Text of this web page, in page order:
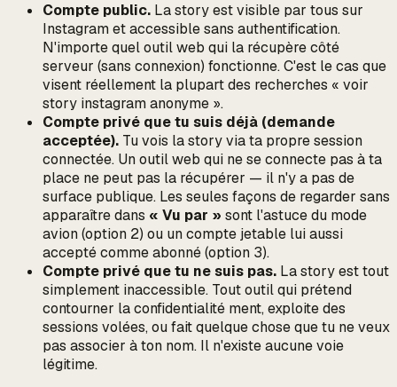
Compte public. La story est visible par tous sur
Instagram et accessible sans authentification.
N'importe quel outil web qui la récupère côté
serveur (sans connexion) fonctionne. C'est le cas que
visent réellement la plupart des recherches « voir
story instagram anonyme ».
Compte privé que tu suis déjà (demande
acceptée). Tu vois la story via ta propre session
connectée. Un outil web qui ne se connecte pas à ta
place ne peut pas la récupérer — il n'y a pas de
surface publique. Les seules façons de regarder sans
apparaître dans « Vu par » sont l'astuce du mode
avion (option 2) ou un compte jetable lui aussi
accepté comme abonné(option 3).
Compte privé que tu ne suis pas. La story est tout
simplement inaccessible. Tout outil qui prétend
contourner la confidentialité ment, exploite des
sessions volées, ou fait quelque chose que tu ne veux
pas associer à ton nom. Il n'existe aucune voie
légitime.